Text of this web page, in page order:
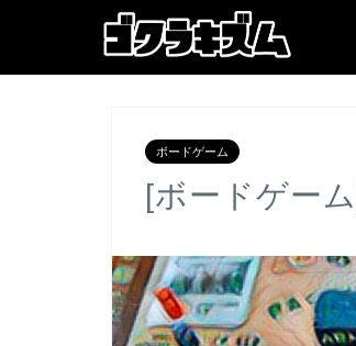
ボードゲーム
[ボードゲー